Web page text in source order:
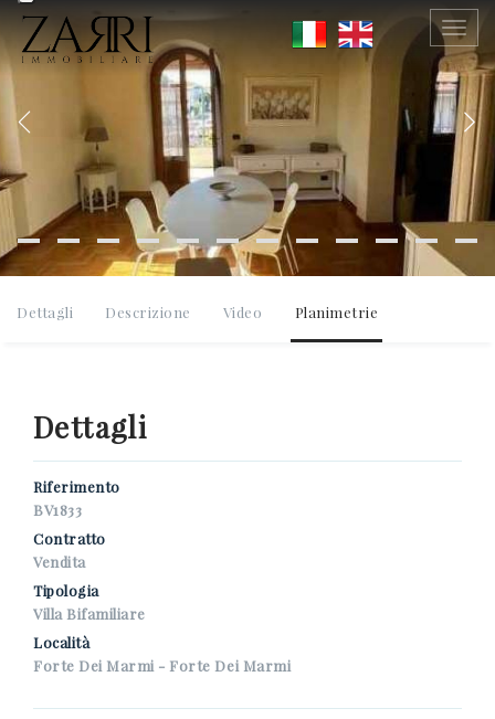
Previous
Dettagli Descrizione Video Planimetrie
Dettagli
Riferimento
BV1833
Contratto
Vendita
Tipologia
Villa Bifamiliare
Località
Forte Dei Marmi - Forte Dei Marmi
SCRIVICI SENZA IMPEGNO
0584 752141
*Il tuo telefono
*Il tuo nome
Presto il consenso al trattamento dei miei dati